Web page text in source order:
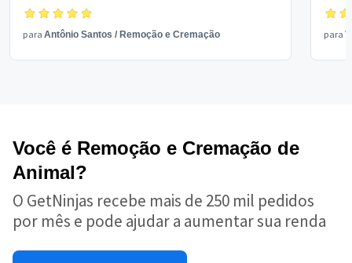
para Antônio Santos / Remoção e Cremação para
Você é Remoção e Cremação de
Animal?
O GetNinjas recebe mais de 250 mil pedidos
por mês e pode ajudar a aumentar sua renda